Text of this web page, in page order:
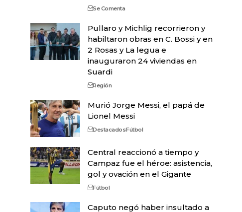
Se Comenta
Pullaro y Michlig recorrieron y
habiltaron obras en C. Bossi y en
2 Rosas y La legua e
inauguraron 24 viviendas en
Suardi
Región
Murió Jorge Messi, el papá de
Lionel Messi
DestacadosFútbol
Central reaccionó a tiempo y
Campaz fue el héroe: asistencia,
gol y ovación en el Gigante
Fútbol
Caputo negó haber insultado a